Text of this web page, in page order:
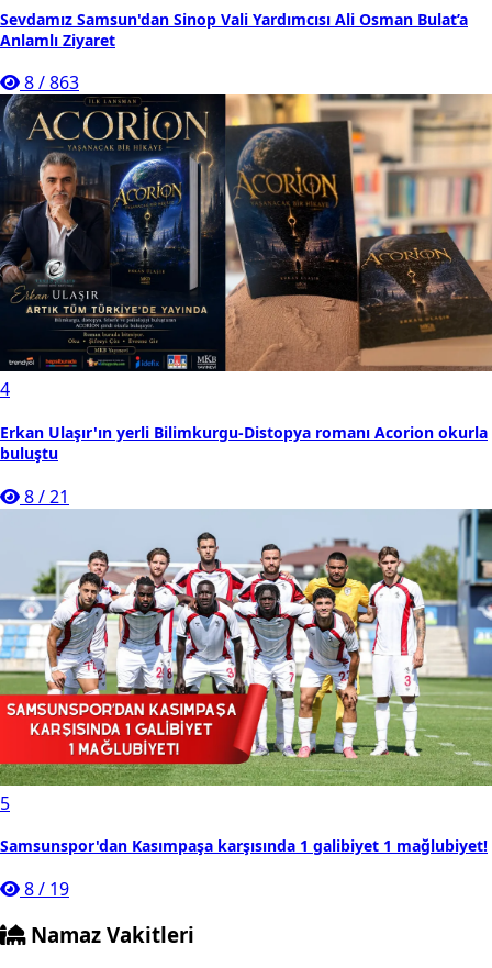
Sevdamız Samsun'dan Sinop Vali Yardımcısı Ali Osman Bulat’a
Anlamlı Ziyaret
8/863
4
Erkan Ulaşır'ın yerli Bilimkurgu-Distopya romanı Acorion okurla
buluştu
8/21
5
Samsunspor'dan Kasımpaşa karşısında 1 galibiyet 1 mağlubiyet!
8/ 19
Namaz Vakitleri